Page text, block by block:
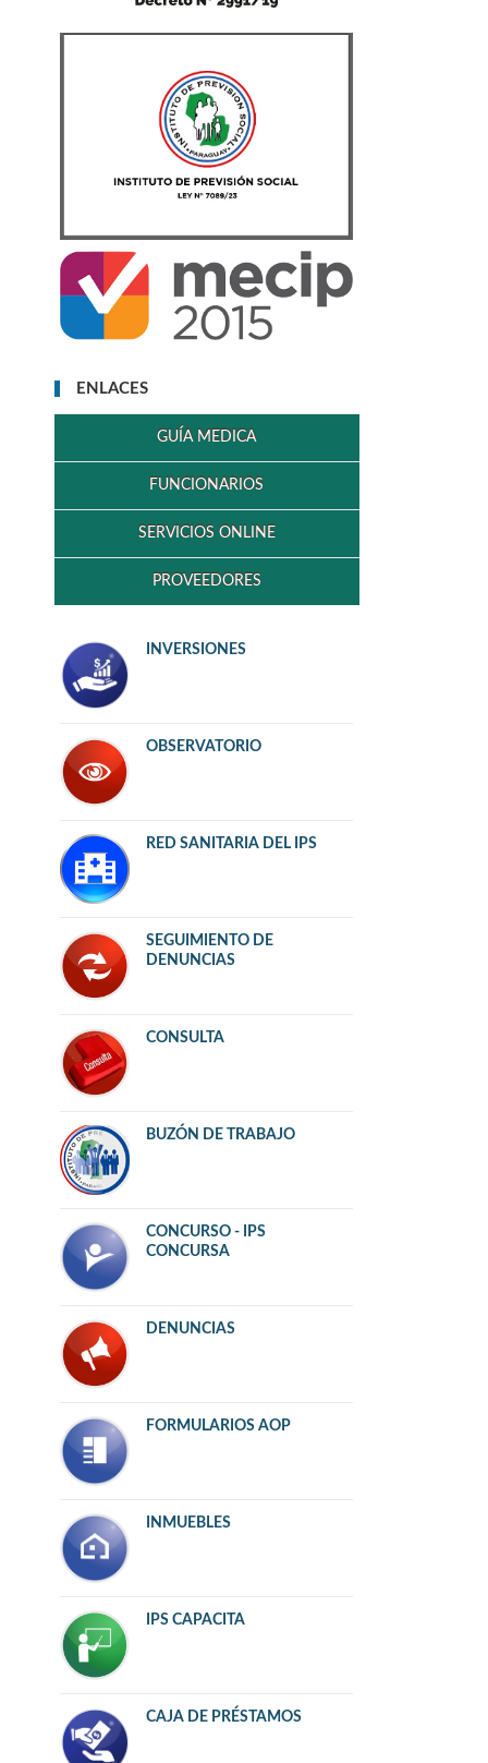
ENLACES
GUÍA MEDICA
FUNCIONARIOS
SERVICIOS ONLINE
PROVEEDORES
INVERSIONES
OBSERVATORIO
RED SANITARIA DEL IPS
SEGUIMIENTO DE
DENUNCIAS
CONSULTA
BUZÓN DE TRABAJO
CONCURSO - IPS
CONCURSA
DENUNCIAS
FORMULARIOS AOP
INMUEBLES
IPS CAPACITA
CAJA DE PRÉSTAMOS